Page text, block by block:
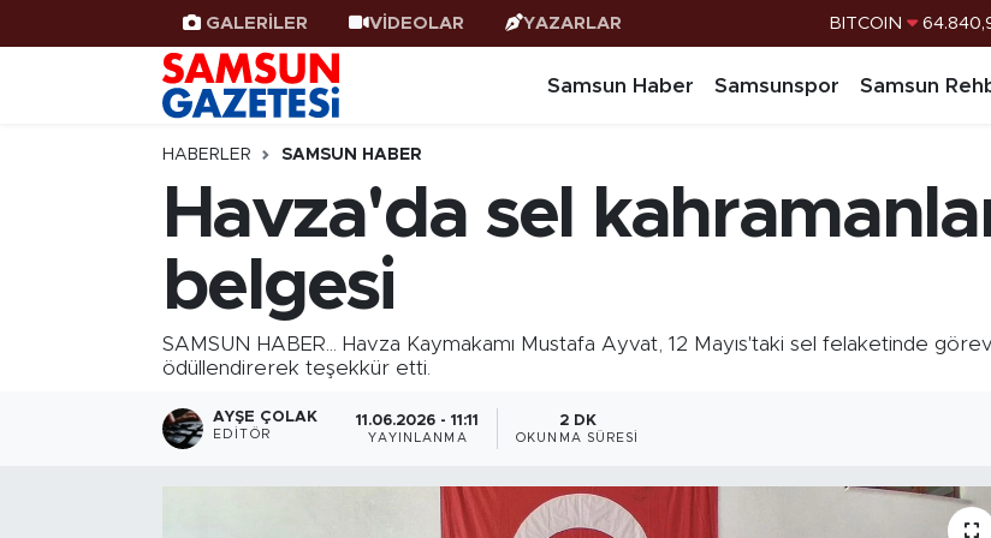
GALERİLER VİDEOLAR YAZARLAR DOLAR
BİST100
BITCOIN
Samsun Haber Samsunspor Samsun
HABERLER SAMSUN HABER
Havza'da sel
belgesi
SAMSUN HABER... Havza Kaymakamı Mustafa Ayvat, 12 Mayıs'taki sel felaketinde
ödüllendirerek teşekkür etti.
AYŞE ÇOLAK
EDITÖR
11.06.2026 - 11:11
YAYINLANMA
2 DK
OKUNMA SÜRESI
Samsun Haber
Samsunspor
Samsun Rehberi
Resmi İlanlar
Samsun Nöbetçi Eczaneler
Samsun Hava Durumu
SAMSUN Namaz Vakitleri
Samsun Trafik Yoğunluk Haritası
Süper Lig Puan Durumu ve Fikstür